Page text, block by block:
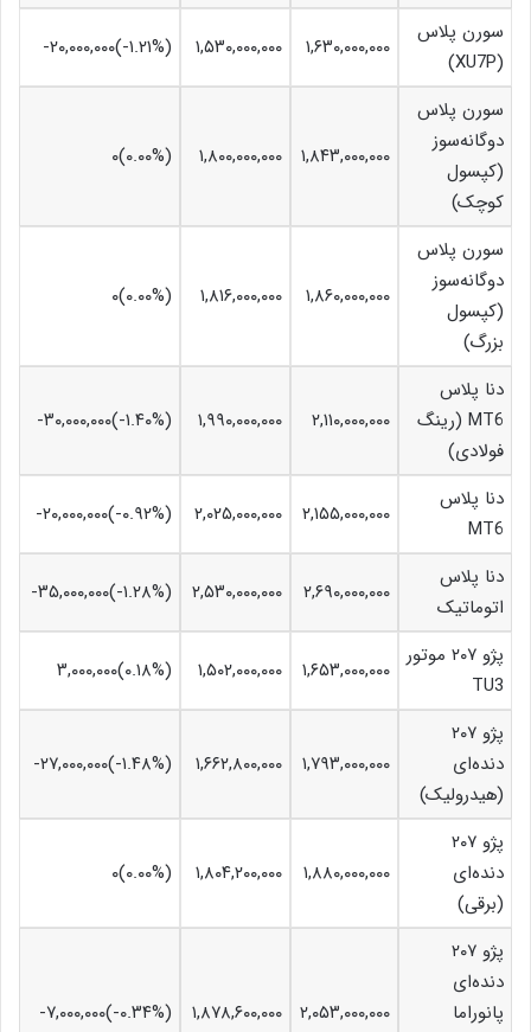
سورن پلاس
(XU7P)
۱,۶۳۰,۰۰۰,۰۰۰ ۱,۵۳۰,۰۰۰,۰۰۰ (‎-۱.۲۱%‏)‎-۲۰,۰۰۰,۰۰۰‏
سورن پلاس
دوگانه‌سوز
(کپسول
کوچک)
۱,۸۴۳,۰۰۰,۰۰۰ ۱,۸۰۰,۰۰۰,۰۰۰ (۰.۰۰%)۰
سورن پلاس
دوگانه‌سوز
(کپسول
بزرگ)
۱,۸۶۰,۰۰۰,۰۰۰ ۱,۸۱۶,۰۰۰,۰۰۰ (۰.۰۰%)۰
دنا پلاس
MT6 (رینگ
فولادی)
۲,۱۱۰,۰۰۰,۰۰۰ ۱,۹۹۰,۰۰۰,۰۰۰ (‎-۱.۴۰%‏)‎-۳۰,۰۰۰,۰۰۰‏
دنا پلاس
MT6
۲,۱۵۵,۰۰۰,۰۰۰ ۲,۰۲۵,۰۰۰,۰۰۰ (‎-۰.۹۲%‏)‎-۲۰,۰۰۰,۰۰۰‏
دنا پلاس
اتوماتیک
۲,۶۹۰,۰۰۰,۰۰۰ ۲,۵۳۰,۰۰۰,۰۰۰ (‎-۱.۲۸%‏)‎-۳۵,۰۰۰,۰۰۰‏
پژو ۲۰۷ موتور
TU3
۱,۶۵۳,۰۰۰,۰۰۰ ۱,۵۰۲,۰۰۰,۰۰۰ (‎۰.۱۸%‏)‎۳,۰۰۰,۰۰۰‏
پژو ۲۰۷
دنده‌ای
(هیدرولیک)
۱,۷۹۳,۰۰۰,۰۰۰ ۱,۶۶۲,۸۰۰,۰۰۰ (‎-۱.۴۸%‏)‎-۲۷,۰۰۰,۰۰۰‏
پژو ۲۰۷
دنده‌ای
(برقی)
۱,۸۸۰,۰۰۰,۰۰۰ ۱,۸۰۴,۲۰۰,۰۰۰ (۰.۰۰%)۰
پژو ۲۰۷
دنده‌ای
پانوراما
۲,۰۵۳,۰۰۰,۰۰۰ ۱,۸۷۸,۶۰۰,۰۰۰ (‎-۰.۳۴%‏)‎-۷,۰۰۰,۰۰۰‏